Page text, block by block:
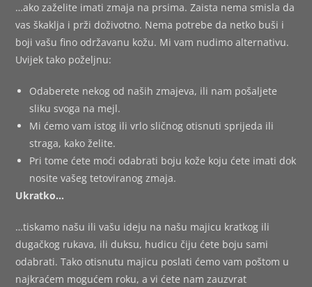
…ako zaželite imati zmaja na prsima. Zaista nema smisla da
vas škaklja i prži doživotno. Nema potrebe da netko buši i
boji vašu fino održavanu kožu. Mi vam nudimo alternativu.
Uvijek tako poželjnu:
Odaberete nekog od naših zmajeva, ili nam pošaljete
sliku svoga na mejl.
Mi ćemo vam istog ili vrlo sličnog otisnuti sprijeda ili
straga, kako želite.
Pri tome ćete moći odabrati boju kože koju ćete imati dok
nosite vašeg tetoviranog zmaja.
Ukratko…
…tiskamo našu ili vašu ideju na našu majicu kratkog ili
dugačkog rukava, ili duksu, hudicu čiju ćete boju sami
odabrati. Tako otisnutu majicu poslati ćemo vam poštom u
najkraćem mogućem roku, a vi ćete nam zauzvrat